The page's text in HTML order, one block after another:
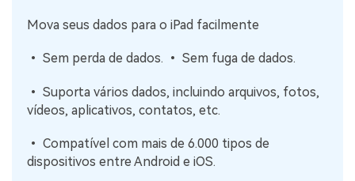
Mova seus dados para o iPad facilmente
• Sem perda de dados. • Sem fuga de dados.
• Suporta vários dados, incluindo arquivos, fotos,
vídeos, aplicativos, contatos, etc.
• Compatível com mais de 6.000 tipos de
dispositivos entre Android e iOS.